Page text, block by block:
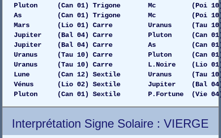
Pluton (Can 01) Trigone Mc (Poi 10)
As (Can 01) Trigone Mc (Poi 10)
Mars (Lio 01) Carre Uranus (Tau 10)
Jupiter (Bal 04) Carre Pluton (Can 01)
Jupiter (Bal 04) Carre As (Can 01)
Uranus (Tau 10) Carre Pluton (Can 01)
Uranus (Tau 10) Carre L.Noire (Lio 01)
Lune (Can 12) Sextile Uranus (Tau
Vénus (Lio 02) Sextile Jupiter (Bal 04)
Pluton (Can 01) Sextile P.Fortune (Vie 04)
Interprétation Signe Solaire : VIERGE